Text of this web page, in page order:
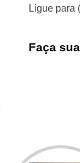
Ligue para
Faça